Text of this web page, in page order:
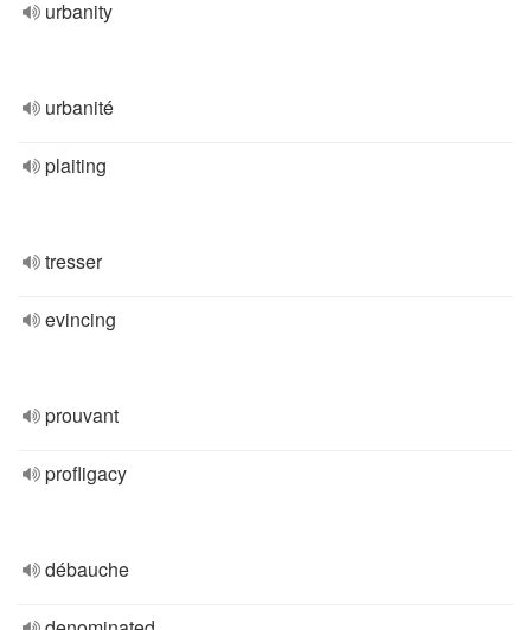
urbanity
urbanité
plaiting
tresser
evincing
prouvant
profligacy
débauche